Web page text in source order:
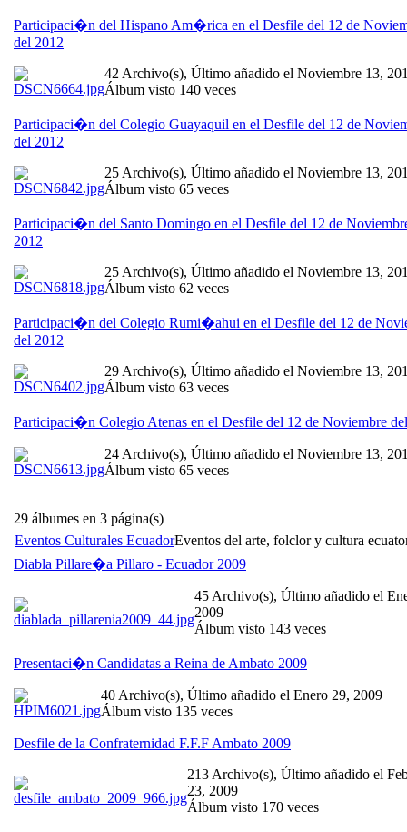
Participaci�n del Hispano Am�rica en el Desfile del 12 de
del 2012
42 Archivo(s), Último añadido el Noviembre 13,
Álbum visto 140 veces
Participaci�n del Colegio Guayaquil en el Desfile del 12 de
del 2012
25 Archivo(s), Último añadido el Noviembre 13,
Álbum visto 65 veces
Participaci�n del Santo Domingo en el Desfile del 12 de
2012
25 Archivo(s), Último añadido el Noviembre 13,
Álbum visto 62 veces
Participaci�n del Colegio Rumi�ahui en el Desfile del 12 de
del 2012
29 Archivo(s), Último añadido el Noviembre 13,
Álbum visto 63 veces
Participaci�n Colegio Atenas en el Desfile del 12 de Noviembre
24 Archivo(s), Último añadido el Noviembre 13,
Álbum visto 65 veces
29 álbumes en 3 página(s)
Eventos Culturales EcuadorEventos del arte, folclor y cultura
Diabla Pillare�a Pillaro - Ecuador 2009
45 Archivo(s), Último añadido el
2009
Álbum visto 143 veces
Presentaci�n Candidatas a Reina de Ambato 2009
40 Archivo(s), Último añadido el Enero 29, 2009
Álbum visto 135 veces
Desfile de la Confraternidad F.F.F Ambato 2009
213 Archivo(s), Último añadido el
23, 2009
Álbum visto 170 veces